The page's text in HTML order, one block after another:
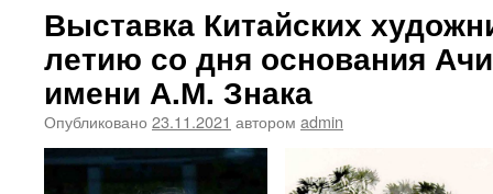
Выставка Китайских
летию со дня основания
имени А.М. Знака
Опубликовано 23.11.2021 автором admin